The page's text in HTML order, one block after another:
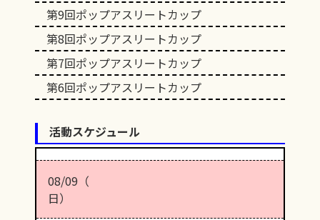
第9回ポップアスリートカップ
第8回ポップアスリートカップ
第7回ポップアスリートカップ
第6回ポップアスリートカップ
活動スケジュール
08/09（
日）